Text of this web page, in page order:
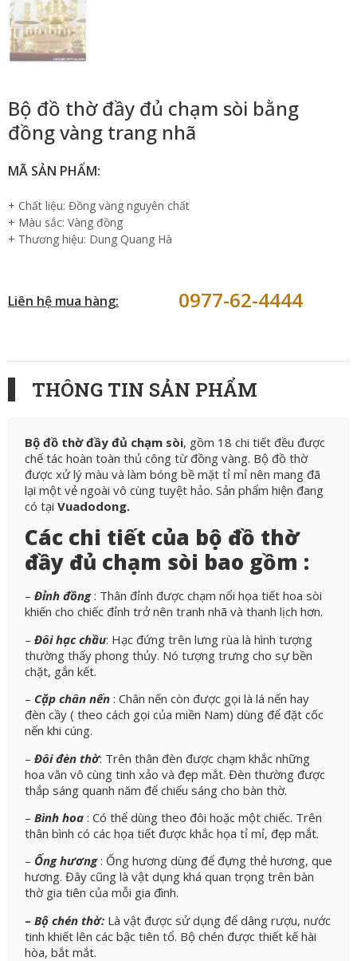
Bộ đồ thờ đầy đủ chạm sòi bằng
đồng vàng trang nhã
MÃ SẢN PHẨM:
+ Chất liệu: Đồng vàng nguyên chất
+ Màu sắc: Vàng đồng
+ Thương hiệu: Dung Quang Hà
Liên hệ mua hàng: 0977-62-4444
THÔNG TIN SẢN PHẨM
Bộ đồ thờ đầy đủ chạm sòi, gồm 18 chi tiết đều được
chế tác hoàn toàn thủ công từ đồng vàng. Bộ đồ thờ
được xử lý màu và làm bóng bề mặt tỉ mỉ nên mang đã
lại một vẻ ngoài vô cùng tuyệt hảo. Sản phẩm hiện đang
có tại Vuadodong.
Các chi tiết của bộ đồ thờ
đầy đủ chạm sòi bao gồm :
– Đỉnh đồng: Thân đỉnh được chạm nổi họa tiết hoa sòi
khiến cho chiếc đỉnh trở nên tranh nhã và thanh lịch hơn.
– Đôi hạc chầu: Hạc đứng trên lưng rùa là hình tượng
thường thấy phong thủy. Nó tượng trưng cho sự bền
chặt, gắn kết.
– Cặp chân nến : Chân nến còn được gọi là lá nến hay
đèn cầy ( theo cách gọi của miền Nam) dùng để đặt cốc
nến khi cúng.
– Đôi đèn thờ: Trên thân đèn được chạm khắc những
hoa văn vô cùng tinh xảo và đẹp mắt. Đèn thường được
thắp sáng quanh năm để chiếu sáng cho bàn thờ.
– Bình hoa : Có thể dùng theo đôi hoặc một chiếc. Trên
thân bình có các họa tiết được khắc họa tỉ mỉ, đẹp mắt.
– Ống hương: Ống hương dùng để đựng thẻ hương, que
hương. Đây cũng là vật dụng khá quan trọng trên bàn
thờ gia tiên của mỗi gia đình.
– Bộ chén thờ: Là vật được sử dụng để dâng rượu, nước
tinh khiết lên các bậc tiên tổ. Bộ chén được thiết kế hài
hòa, bắt mắt.